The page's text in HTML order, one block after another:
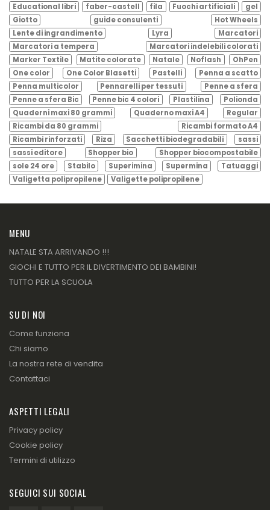
Educational libri
faber-castell fila Fuochi artificiali
gel
Giotto
guide consulenti
Hot Wheels
Lente di ingrandimento
Lyra
Marcatori
Marcatori a tempera
Marcatori indelebili colorati
Marker Textile
Matite colorate Natale Noflash
OhPen
One color
One Color Blasetti Pastelli
Penna a scatto
Penna multicolor
Pennarelli per tessuti
Penne a sfera
Penne a sfera Bic
Penne bic 4 colori Plastilina
Polionda
Quaderni maxi 80 grammi
Quaderno maxi A4
Regular
Ricambi da 80 grammi
Ricambi formato A4
Ricambi rinforzati
Riza Sacchetti biodegradabili
sassi
sassi editore
Shopper bio
Shopper biocompostabile
sole 24 ore
Stabilo Superimina Supermina
Tatuaggi
Valigetta polipropilene
Valigette polipropilene
MENU
NATALE STA ARRIVANDO !!!
GIOCHI E TUTTO PER IL DIVERTIMENTO DEI BAMBINI!
TUTTO PER LA SCUOLA
SU DI NOI
Come funziona
Chi siamo
La nostra rete di vendita
Contattaci
ASPETTI LEGALI
Privacy policy
Cookie policy
Termini di utilizzo
SEGUICI SUI SOCIAL